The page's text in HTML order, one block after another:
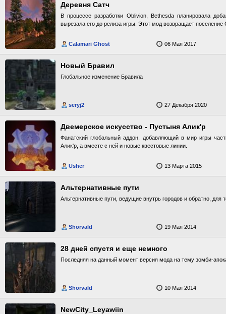
Деревня Сатч
В процессе разработки Oblivion, Bethesda планировала
вырезала его до релиза игры. Этот мод возвращает поселение
Calamari Ghost 06 Мая 2017
Новый Бравил
Глобальное изменение Бравила
seryj2 27 Декабря 2020
Двемерское искусство - Пустыня Алик'р
Фанатский глобальный аддон, добавляющий в мир игры
Алик'р, а вместе с ней и новые квестовые линии.
Usher 13 Марта 2015
Альтернативные пути
Альтернативные пути, ведущие внутрь городов и обратно, для
Shorvald 19 Мая 2014
28 дней спустя и еще немного
Последняя на данный момент версия мода на тему зомби-
Shorvald 10 Мая 2014
NewCity_Leyawiin